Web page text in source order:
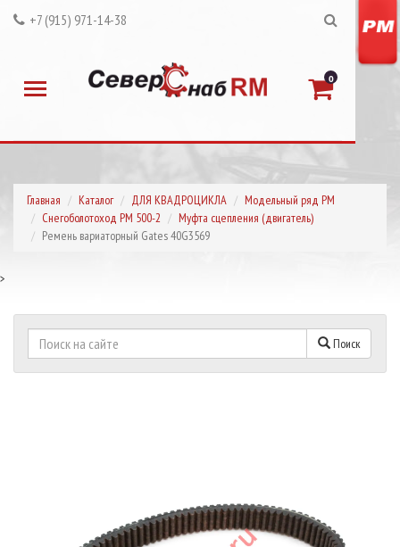
+7 (915) 971-14-38
0
Главная Каталог ДЛЯ КВАДРОЦИКЛА
Модельный ряд РМ
Снегоболотоход РМ 500-2
Муфта сцепления (двигатель)
Ремень вариаторный Gates 40G3569
>
Поиск